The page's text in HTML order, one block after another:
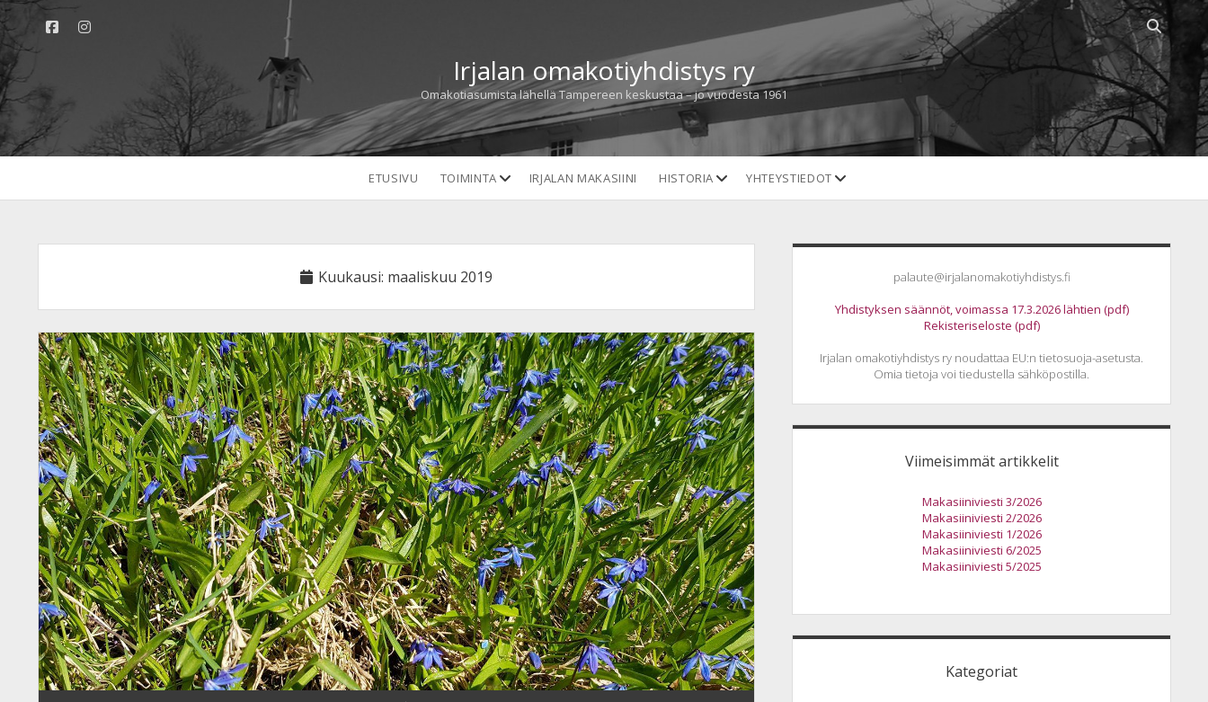
facebookinstagram
Open
search
bar
Irjalan omakotiyhdistys ry
Omakotiasumista lähellä Tampereen keskustaa – jo vuodesta 1961
ETUSIVU TOIMINTA open IRJALAN MAKASIINI HISTORIA openYHTEYSTIEDOT open
Kuukausi: maaliskuu 2019
Sidebar
palaute@irjalanomakotiyhdistys.fi
Yhdistyksen säännöt, voimassa 17.3.2026 lähtien (pdf)
Rekisteriseloste (pdf)
Irjalan omakotiyhdistys ry noudattaa EU:n tietosuoja-asetusta.
Omia tietoja voi tiedustella sähköpostilla.
Viimeisimmät artikkelit
Makasiiniviesti 3/2026
Makasiiniviesti 2/2026
Makasiiniviesti 1/2026
Makasiiniviesti 6/2025
Makasiiniviesti 5/2025
Kategoriat